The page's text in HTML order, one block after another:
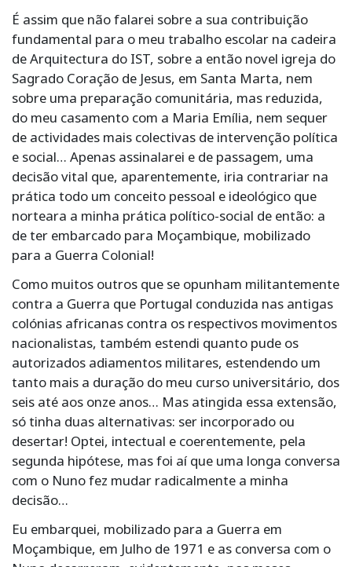
É assim que não falarei sobre a sua contribuição
fundamental para o meu trabalho escolar na cadeira
de Arquitectura do IST, sobre a então novel igreja do
Sagrado Coração de Jesus, em Santa Marta, nem
sobre uma preparação comunitária, mas reduzida,
do meu casamento com a Maria Emília, nem sequer
de actividades mais colectivas de intervenção política
e social… Apenas assinalarei e de passagem, uma
decisão vital que, aparentemente, iria contrariar na
prática todo um conceito pessoal e ideológico que
norteara a minha prática político-social de então: a
de ter embarcado para Moçambique, mobilizado
para a Guerra Colonial!
Como muitos outros que se opunham militantemente
contra a Guerra que Portugal conduzida nas antigas
colónias africanas contra os respectivos movimentos
nacionalistas, também estendi quanto pude os
autorizados adiamentos militares, estendendo um
tanto mais a duração do meu curso universitário, dos
seis até aos onze anos… Mas atingida essa extensão,
só tinha duas alternativas: ser incorporado ou
desertar! Optei, intectual e coerentemente, pela
segunda hipótese, mas foi aí que uma longa conversa
com o Nuno fez mudar radicalmente a minha
decisão…
Eu embarquei, mobilizado para a Guerra em
Moçambique, em Julho de 1971 e as conversa com o